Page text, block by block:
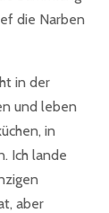
die Narben
in der
und leben
in
Ich lande
aber